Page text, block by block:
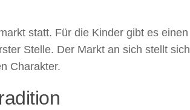
statt. Für die Kinder gibt es einen
Stelle. Der Markt an sich stellt sich
Charakter.